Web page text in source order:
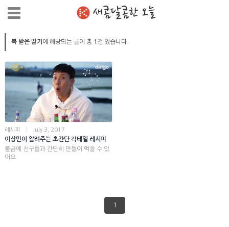
새콤달콤한 오늘
복 받은 딸기 에 해당되는 글이 총 1 건 있습니다.
레시피 July 3, 2017
이상민이 알려주는 초간단 칵테일 레시피
불금에 친구들과 간단히 만들어 먹을 수 있
어요.
1